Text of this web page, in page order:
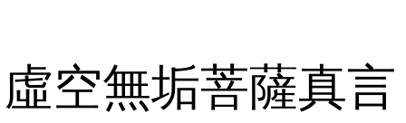
虛空無垢菩薩真言